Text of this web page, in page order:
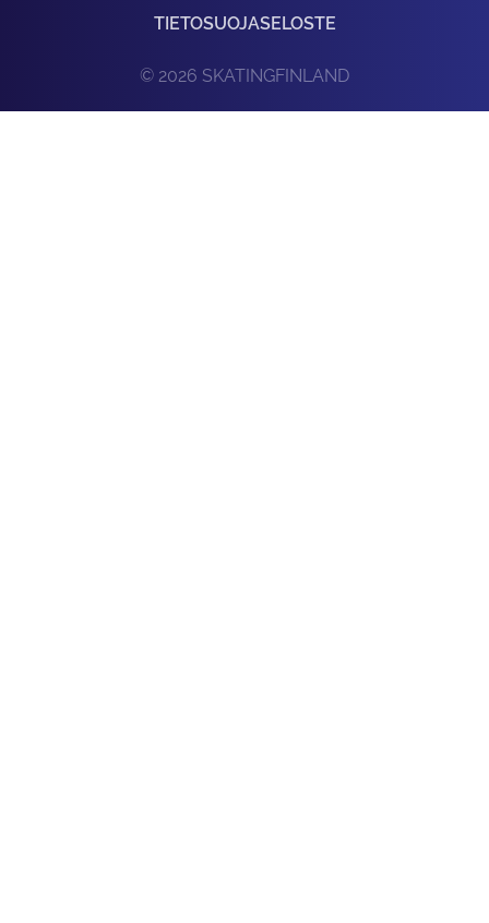
TIETOSUOJASELOSTE
© 2026 SKATINGFINLAND